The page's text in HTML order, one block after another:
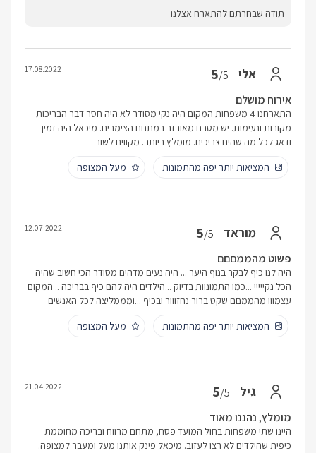
תודה שבחרתם להתארח אצלנו
אלי 5/5
17.08.2022
אירוח מושלם
התארחנו 4 משפחות המקום היה נקי מסודר לא היה חסר דבר הבריכות
מקורות ונעימות. יש מטבח מאובזר במתחם הצימרים. מיכאל היה זמין
ודאג לכל מה שהינו צריכים. מומלץ ביותר. מקווים לשוב
המציאות יותר יפה מהתמונות
מעל המצופה
מוראד 5/5
12.07.2022
פשוט מהממםםם
היה לנו כיף לבקר בנוף היער ... היה נעים מדהים מסודר הכי חשוב שהיה
הכל נקייייי ...כמו התמונוות בדיוק ...הילדים היה להם כיף בבריכה .. המקום
עצמווו מהממםם שקט ברור נחזווור ובכיף ...ומממליצה לכל האנשים
המציאות יותר יפה מהתמונות
מעל המצופה
גיל 5/5
21.04.2022
מומלץ, נהננו מאוד
היינו שתי משפחות בחול המועד פסח, מתחם מרווח ובריכה מחוממת
כיפית שהילדים לא רצו לעזוב. מיכאל פינק אותנו מעל ומעבר למצופה.